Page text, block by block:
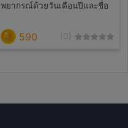
พยากรณ์ด้วยวันเดือนปีและชื่อ
590 (0)